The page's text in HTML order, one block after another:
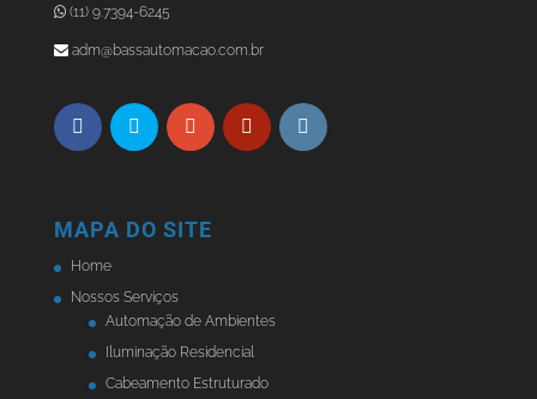
(11) 9.7394-6245
adm@bassautomacao.com.br
MAPA DO SITE
Home
Nossos Serviços
Automação de Ambientes
Iluminação Residencial
Cabeamento Estruturado